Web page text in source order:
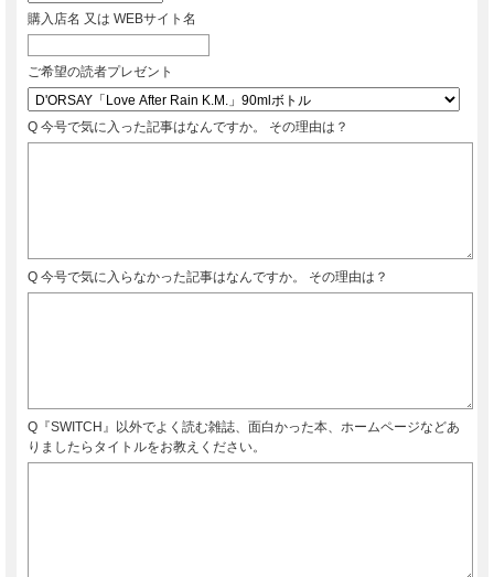
購入店名 又は WEBサイト名
ご希望の読者プレゼント
Q 今号で気に入った記事はなんですか。 その理由は？
Q 今号で気に入らなかった記事はなんですか。 その理由は？
Q『SWITCH』以外でよく読む雑誌、面白かった本、ホームページなどあ
りましたらタイトルをお教えください。